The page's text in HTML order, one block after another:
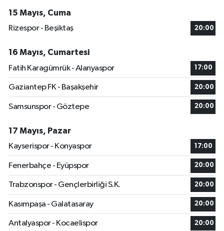
15 Mayıs, Cuma
Rizespor - Beşiktaş
20:00
16 Mayıs, Cumartesi
Fatih Karagümrük - Alanyaspor
17:00
Gaziantep FK - Başakşehir 20:00
Samsunspor - Göztepe 20:00
17 Mayıs, Pazar
Kayserispor - Konyaspor
17:00
Fenerbahçe - Eyüpspor 20:00
Trabzonspor - Gençlerbirliği S.K. 20:00
Kasımpaşa - Galatasaray 20:00
Antalyaspor - Kocaelispor 20:00